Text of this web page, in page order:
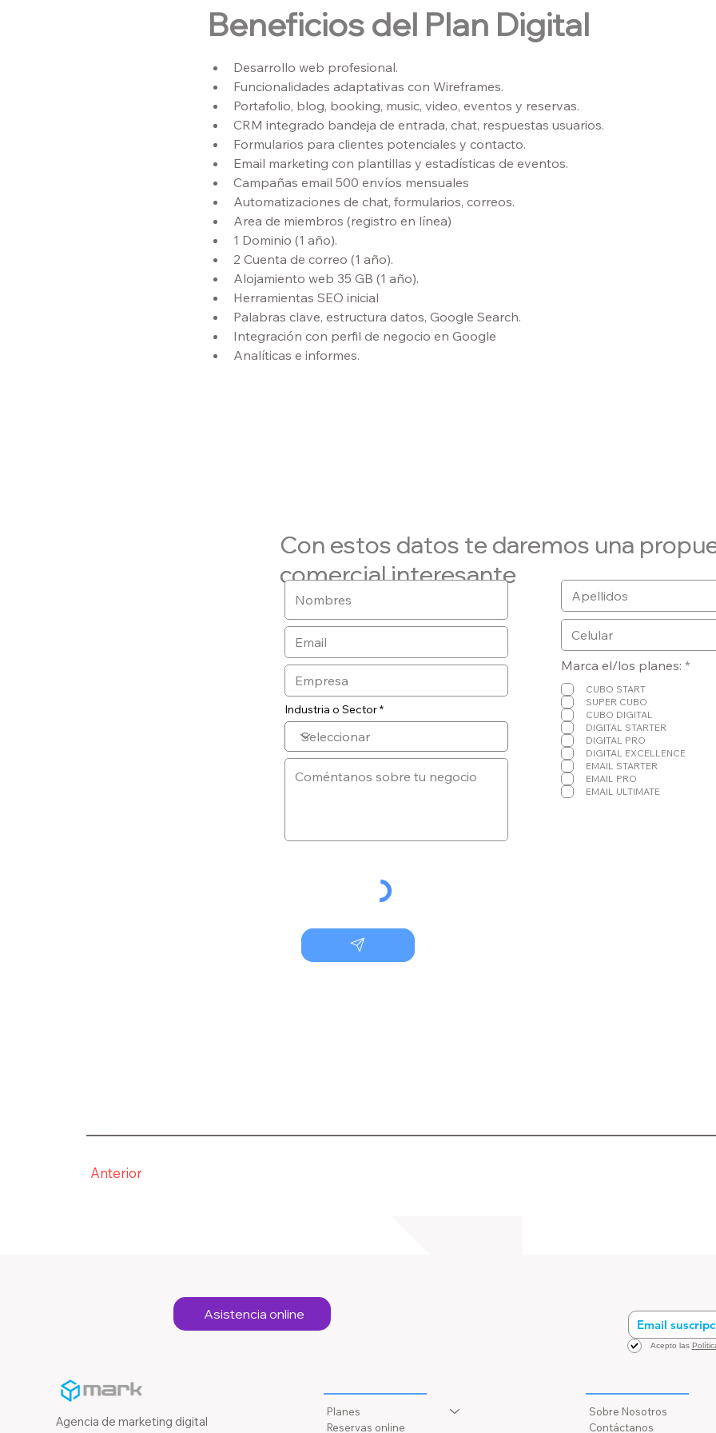
Beneficios del Plan Digital
Desarrollo web profesional.
Funcionalidades adaptativas con Wireframes.
Portafolio, blog, booking, music, video, eventos y reservas.
CRM integrado bandeja de entrada, chat, respuestas usuarios.
Formularios para clientes potenciales y contacto.
Email marketing con plantillas y estadísticas de eventos.
Campañas email 500 envíos mensuales
Automatizaciones de chat, formularios, correos.
Area de miembros (registro en línea)
1 Dominio (1 año).
2 Cuenta de correo (1 año).
Alojamiento web 35 GB (1 año).
Herramientas SEO inicial
Palabras clave, estructura datos, Google Search.
Integración con perfil de negocio en Google
Analíticas e informes.
Con estos datos te daremos una
comercial interesante
Con estos datos te daremos una
comercial interesante
Industria o Sector
Marca el/los planes: *
CUBO START
SUPER CUBO
CUBO DIGITAL
DIGITAL STARTER
DIGITAL PRO
DIGITAL EXCELLENCE
EMAIL STARTER
EMAIL PRO
EMAIL ULTIMATE
Anterior
Asistencia online
Acepto las
Agencia de marketing digital
Planes
Reservas online
Sobre Nosotros
Contáctanos